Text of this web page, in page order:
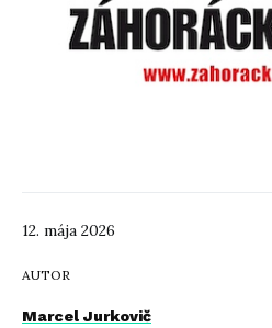
12. mája 2026
AUTOR
Marcel Jurkovič